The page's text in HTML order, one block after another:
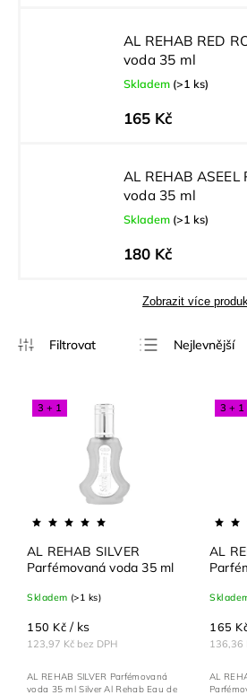
AL REHAB RED
voda 35 ml
Skladem (>1 ks)
165 Kč
AL REHAB
voda 35 ml
Skladem (>1 ks)
180 Kč
Zobrazit více
Nejlevnější
3 + 1
AL REHAB SILVER
Parfémovaná voda 35 ml
Skladem (>1 ks)
123,97 Kč bez DPH
150 Kč / ks
AL REHAB SILVER Parfémovaná
voda 35 ml Silver Al Rehab Eau de
3 + 1
AL
136,36
165
AL